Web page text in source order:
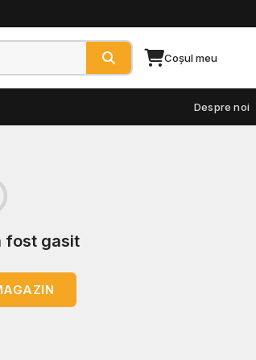
Coșul meu
Despre noi
fost gasit